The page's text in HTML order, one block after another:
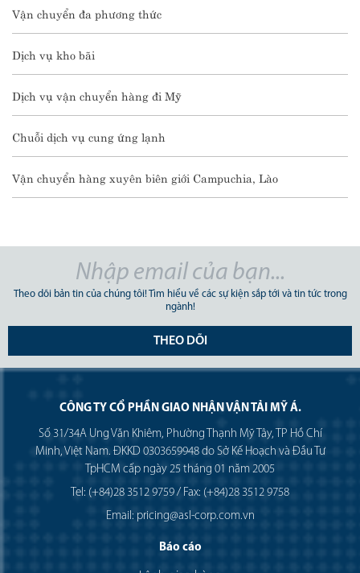
Vận chuyển đa phương thức
Dịch vụ kho bãi
Dịch vụ vận chuyển hàng đi Mỹ
Chuỗi dịch vụ cung ứng lạnh
Vận chuyển hàng xuyên biên giới Campuchia, Lào
Theo dõi bản tin của chúng tôi! Tìm hiểu về các sự kiện sắp tới và tin tức trong
ngành!
THEO DÕI
CÔNG TY CỔ PHẦN GIAO NHẬN VẬN TẢI MỸ Á.
Số 31/34A Ung Văn Khiêm, Phường Thạnh Mỹ Tây, TP Hồ Chí
Minh, Việt Nam. ĐKKD 0303659948 do Sở Kế Hoạch và Đầu Tư
TpHCM cấp ngày 25 tháng 01 năm 2005
Tel: (+84)28 3512 9759 / Fax: (+84)28 3512 9758
Email: pricing@asl-corp.com.vn
Báo cáo